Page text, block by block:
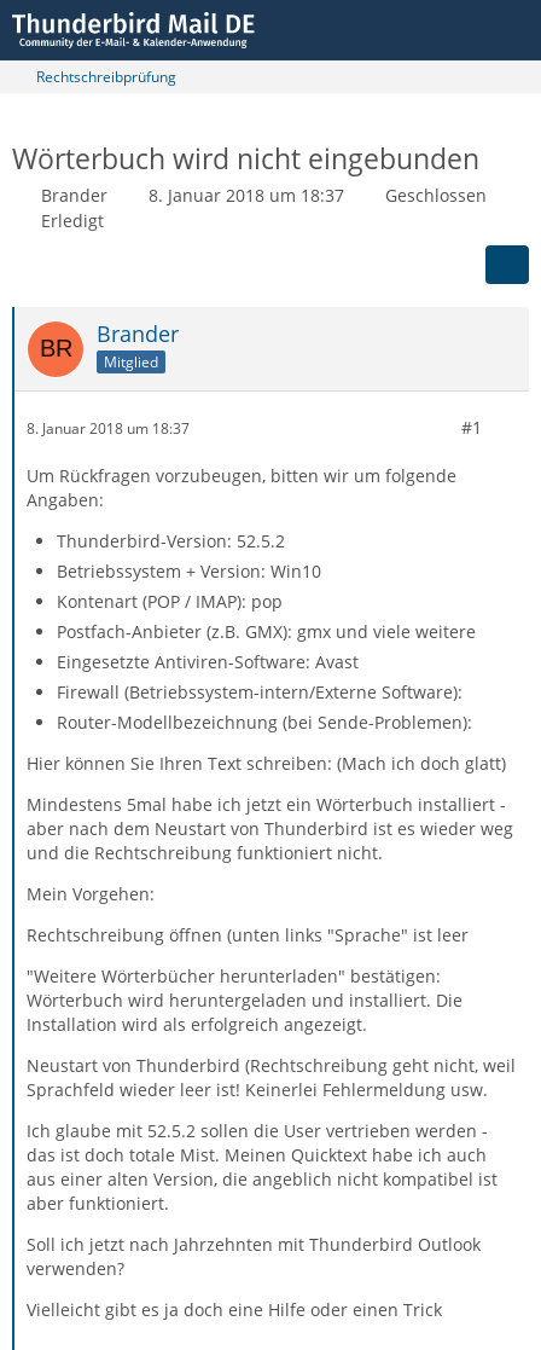
Rechtschreibprüfung
Wörterbuch wird nicht eingebunden
Brander 8. Januar 2018 um 18:37
Geschlossen
Erledigt
Brander
Mitglied
8. Januar 2018 um 18:37 #1
Um Rückfragen vorzubeugen, bitten wir um folgende
Angaben:
Thunderbird-Version: 52.5.2
Betriebssystem + Version: Win10
Kontenart (POP / IMAP): pop
Postfach-Anbieter (z.B. GMX): gmx und viele weitere
Eingesetzte Antiviren-Software: Avast
Firewall (Betriebssystem-intern/Externe Software):
Router-Modellbezeichnung (bei Sende-Problemen):
Hier können Sie Ihren Text schreiben: (Mach ich doch glatt)
Mindestens 5mal habe ich jetzt ein Wörterbuch installiert -
aber nach dem Neustart von Thunderbird ist es wieder weg
und die Rechtschreibung funktioniert nicht.
Mein Vorgehen:
Rechtschreibung öffnen (unten links "Sprache" ist leer
"Weitere Wörterbücher herunterladen" bestätigen:
Wörterbuch wird heruntergeladen und installiert. Die
Installation wird als erfolgreich angezeigt.
Neustart von Thunderbird (Rechtschreibung geht nicht, weil
Sprachfeld wieder leer ist! Keinerlei Fehlermeldung usw.
Ich glaube mit 52.5.2 sollen die User vertrieben werden -
das ist doch totale Mist. Meinen Quicktext habe ich auch
aus einer alten Version, die angeblich nicht kompatibel ist
aber funktioniert.
Soll ich jetzt nach Jahrzehnten mit Thunderbird Outlook
verwenden?
Vielleicht gibt es ja doch eine Hilfe oder einen Trick